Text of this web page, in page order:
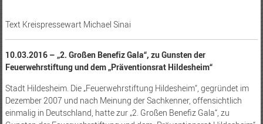
Text Kreispressewart Michael Sinai
10.03.2016 – „2. Großen Benefiz Gala“, zu Gunsten der
Feuerwehrstiftung und dem „Präventionsrat Hildesheim“
Stadt Hildesheim. Die „Feuerwehrstiftung Hildesheim“, gegründet im
Dezember 2007 und nach Meinung der Sachkenner, offensichtlich
einmalig in Deutschland, hatte zur „2. Großen Benefiz Gala“, zu